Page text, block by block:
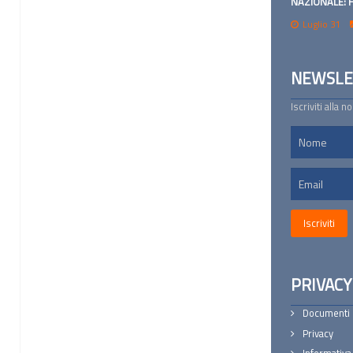
Luglio 31
Iscriviti alla
PRIVACY
Documenti
Privacy